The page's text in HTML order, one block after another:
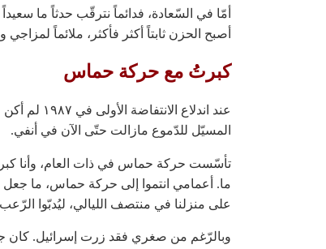
أمّا في السّعادة، فدائماً نترقّب حدثاً ما
أصبح الحزن ثابتاً أكثر فأكثر، ملائماً لمزاجي
كبرتُ مع حركة حماس
عند اندلاع
المسيّل للدّموع مازالت حتّى الآن في أنفي.
تأسّست حركة حماس في ذات العام، وأنا
ما. أعمامي انتموا إلى حركة حماس، ما جعل
على منزلنا في منتصف الليالي، ليُدبّوا
وبالرّغم من صغري فقد زرت إسرائيل. كان